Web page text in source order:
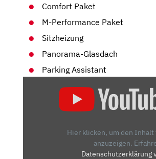
Comfort Paket
M-Performance Paket
Sitzheizung
Panorama-Glasdach
Parking Assistant
Hier klicken, um den Inhalt
anzuzeigen.
Datenschutzerklärung